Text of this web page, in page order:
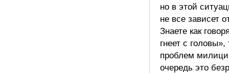
но в этой
не все зависет
Знаете как
гнеет с головы»,
проблем
очередь это